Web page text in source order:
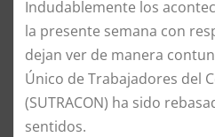
Indudablemente los
la presente semana con
dejan ver de manera
Único de Trabajadores del
(SUTRACON) ha sido
sentidos.